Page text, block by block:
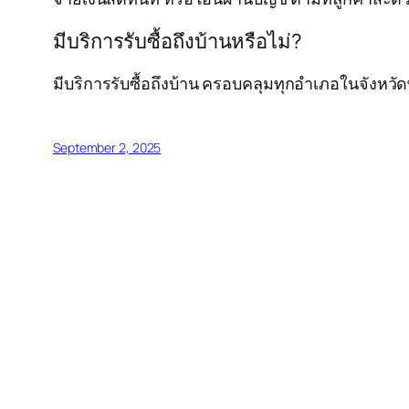
มีบริการรับซื้อถึงบ้านหรือไม่?
มีบริการรับซื้อถึงบ้าน ครอบคลุมทุกอำเภอในจังหวัด
September 2, 2025